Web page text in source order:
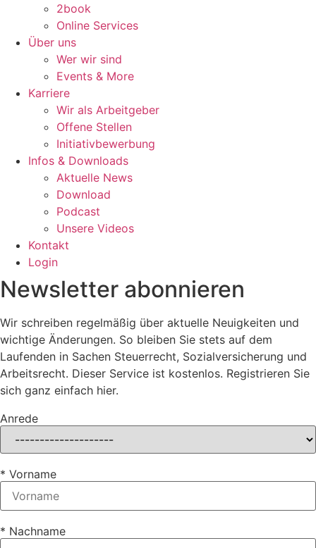
2book
Online Services
Über uns
Wer wir sind
Events & More
Karriere
Wir als Arbeitgeber
Offene Stellen
Initiativbewerbung
Infos & Downloads
Aktuelle News
Download
Podcast
Unsere Videos
Kontakt
Login
Newsletter abonnieren
Wir schreiben regelmäßig über aktuelle Neuigkeiten und
wichtige Änderungen. So bleiben Sie stets auf dem
Laufenden in Sachen Steuerrecht, Sozialversicherung und
Arbeitsrecht. Dieser Service ist kostenlos. Registrieren Sie
sich ganz einfach hier.
Anrede
* Vorname
* Nachname